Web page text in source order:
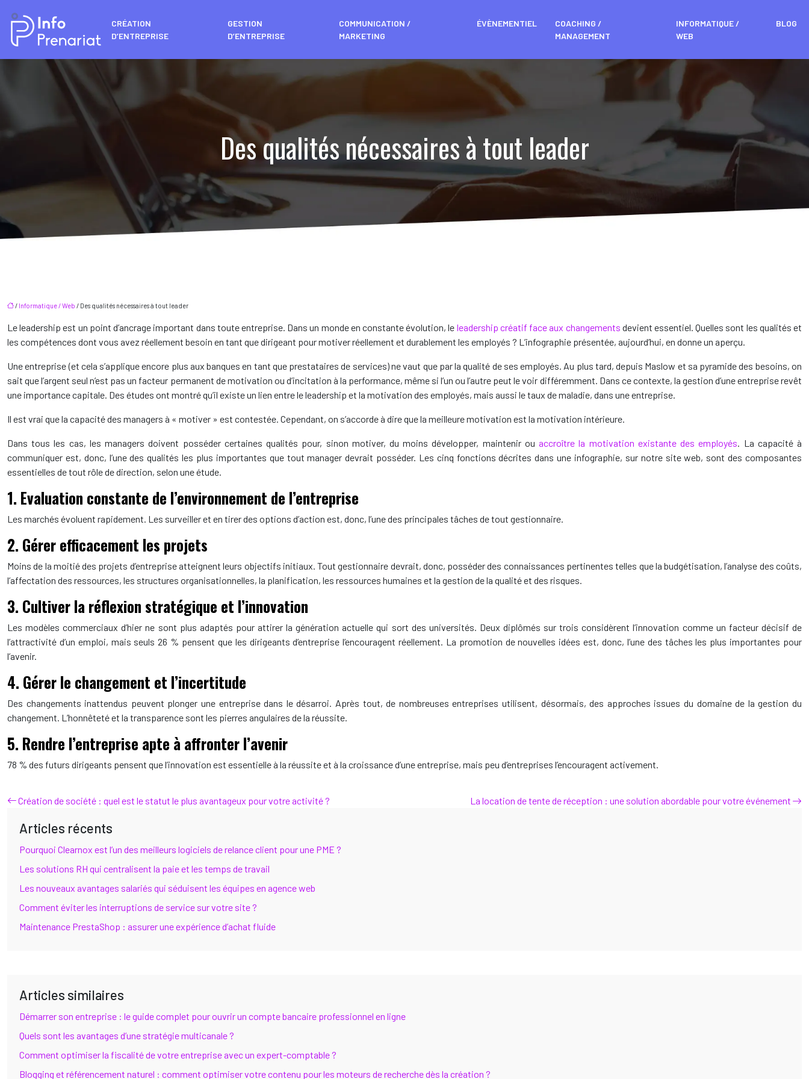
CRÉATION
D’ENTREPRISE
GESTION
D’ENTREPRISE
COMMUNICATION /
MARKETING
ÉVÈNEMENTIEL
COACHING /
MANAGEMENT
INFORMATIQUE /
WEB
BLOG
Des qualités nécessaires à tout leader
/ Informatique / Web / Des qualités nécessaires à tout leader
Le leadership est un point d’ancrage important dans toute entreprise. Dans un monde en constante évolution, le leadership créatif face aux changements devient essentiel. Quelles sont les qualités et
les compétences dont vous avez réellement besoin en tant que dirigeant pour motiver réellement et durablement les employés ? L’infographie présentée, aujourd’hui, en donne un aperçu.
Une entreprise (et cela s’applique encore plus aux banques en tant que prestataires de services) ne vaut que par la qualité de ses employés. Au plus tard, depuis Maslow et sa pyramide des besoins, on
sait que l’argent seul n’est pas un facteur permanent de motivation ou d’incitation à la performance, même si l’un ou l’autre peut le voir différemment. Dans ce contexte, la gestion d’une entreprise revêt
une importance capitale. Des études ont montré qu’il existe un lien entre le leadership et la motivation des employés, mais aussi le taux de maladie, dans une entreprise.
Il est vrai que la capacité des managers à « motiver » est contestée. Cependant, on s’accorde à dire que la meilleure motivation est la motivation intérieure.
Dans tous les cas, les managers doivent posséder certaines qualités pour, sinon motiver, du moins développer, maintenir ou accroître la motivation existante des employés. La capacité à
communiquer est, donc, l’une des qualités les plus importantes que tout manager devrait posséder. Les cinq fonctions décrites dans une infographie, sur notre site web, sont des composantes
essentielles de tout rôle de direction, selon une étude.
1. Evaluation constante de l’environnement de l’entreprise
Les marchés évoluent rapidement. Les surveiller et en tirer des options d’action est, donc, l’une des principales tâches de tout gestionnaire.
2. Gérer efficacement les projets
Moins de la moitié des projets d’entreprise atteignent leurs objectifs initiaux. Tout gestionnaire devrait, donc, posséder des connaissances pertinentes telles que la budgétisation, l’analyse des coûts,
l’affectation des ressources, les structures organisationnelles, la planification, les ressources humaines et la gestion de la qualité et des risques.
3. Cultiver la réflexion stratégique et l’innovation
Les modèles commerciaux d’hier ne sont plus adaptés pour attirer la génération actuelle qui sort des universités. Deux diplômés sur trois considèrent l’innovation comme un facteur décisif de
l’attractivité d’un emploi, mais seuls 26 % pensent que les dirigeants d’entreprise l’encouragent réellement. La promotion de nouvelles idées est, donc, l’une des tâches les plus importantes pour
l’avenir.
4. Gérer le changement et l’incertitude
Des changements inattendus peuvent plonger une entreprise dans le désarroi. Après tout, de nombreuses entreprises utilisent, désormais, des approches issues du domaine de la gestion du
changement. L’honnêteté et la transparence sont les pierres angulaires de la réussite.
5. Rendre l’entreprise apte à affronter l’avenir
78 % des futurs dirigeants pensent que l’innovation est essentielle à la réussite et à la croissance d’une entreprise, mais peu d’entreprises l’encouragent activement.
Création de société : quel est le statut le plus avantageux pour votre activité ? La location de tente de réception : une solution abordable pour votre événement
Articles récents
Pourquoi Clearnox est l’un des meilleurs logiciels de relance client pour une PME ?
Les solutions RH qui centralisent la paie et les temps de travail
Les nouveaux avantages salariés qui séduisent les équipes en agence web
Comment éviter les interruptions de service sur votre site ?
Maintenance PrestaShop : assurer une expérience d’achat fluide
Articles similaires
Démarrer son entreprise : le guide complet pour ouvrir un compte bancaire professionnel en ligne
Quels sont les avantages d’une stratégie multicanale ?
Comment optimiser la fiscalité de votre entreprise avec un expert-comptable ?
Blogging et référencement naturel : comment optimiser votre contenu pour les moteurs de recherche dès la création ?